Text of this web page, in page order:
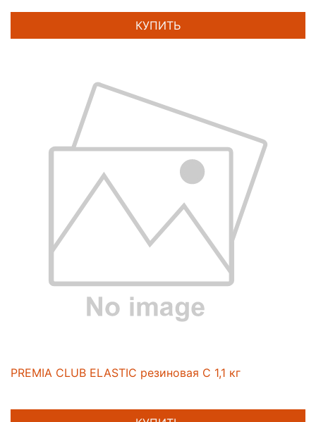
КУПИТЬ
PREMIA CLUB ELASTIC резиновая C 1,1 кг